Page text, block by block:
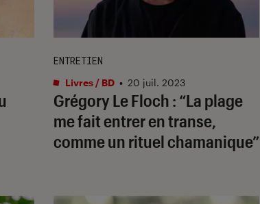
Grégory Le Floch : “La plage
me fait entrer en transe,
comme un rituel chamanique”
ENTRETIEN
Livres / BD • 20 juil. 2023